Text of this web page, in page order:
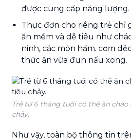
được cung cấp năng lượng.
Thực đơn cho riêng trẻ chỉ
ăn mềm và dễ tiêu như
ninh, các món hầm. cơm
thức ăn vừa đun nấu xong.
Trẻ từ 6 tháng tuổi có thể ăn
chảy.
Như vậy, toàn bộ thông tin